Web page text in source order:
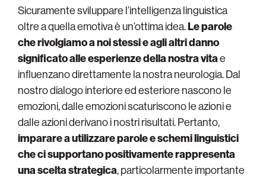
Sicuramente sviluppare l’intelligenza linguistica
oltre a quella emotiva è un’ottima idea.Le parole
che rivolgiamo a noi stessi e agli altri danno
significato alle esperienze della nostra vitae
influenzano direttamente la nostra neurologia. Dal
nostro dialogo interiore ed esteriore nascono le
emozioni, dalle emozioni scaturiscono le azioni e
dalle azioni derivano i nostri risultati. Pertanto,
imparare a utilizzare parole e schemi linguistici
che ci supportano positivamente rappresenta
una scelta strategica, particolarmente importante